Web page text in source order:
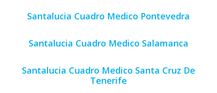
Santalucia Cuadro Medico Pontevedra
Santalucia Cuadro Medico Salamanca
Santalucia Cuadro Medico Santa Cruz De
Tenerife